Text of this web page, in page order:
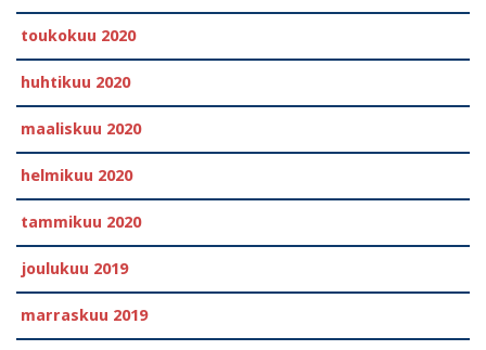
toukokuu 2020
huhtikuu 2020
maaliskuu 2020
helmikuu 2020
tammikuu 2020
joulukuu 2019
marraskuu 2019